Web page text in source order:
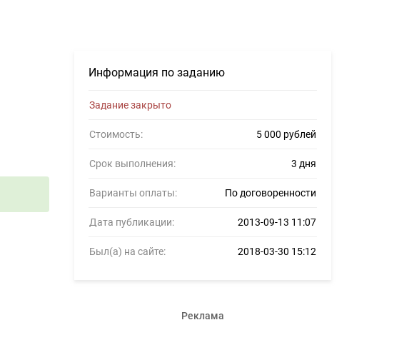
Информация по заданию
Задание закрыто
Стоимость: 5 000 рублей
Срок выполнения: 3 дня
Варианты оплаты: По договоренности
Дата публикации: 2013-09-13 11:07
Был(а) на сайте: 2018-03-30 15:12
Реклама